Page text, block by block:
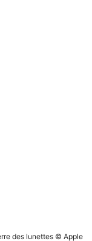
des lunettes © Apple